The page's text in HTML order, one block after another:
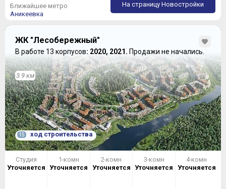
Ближайшее метро
Аникеевка
На страницу Новостройки
ЖК "Лесобережный"
В работе 13 корпусов: 2020, 2021. Продажи не начались.
3.9 км
15 ход строительства
Студия
Уточняется
1-комн
Уточняется
2-комн
Уточняется
3-комн
Уточняется
4-комн
Уточняется